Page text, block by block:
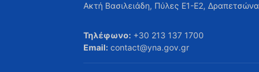
Ακτή Βασιλειάδη, Πύλες Ε1-Ε2, Δραπετσώνα
Τηλέφωνο: +30 213 137 1700
Email: contact@yna.gov.gr